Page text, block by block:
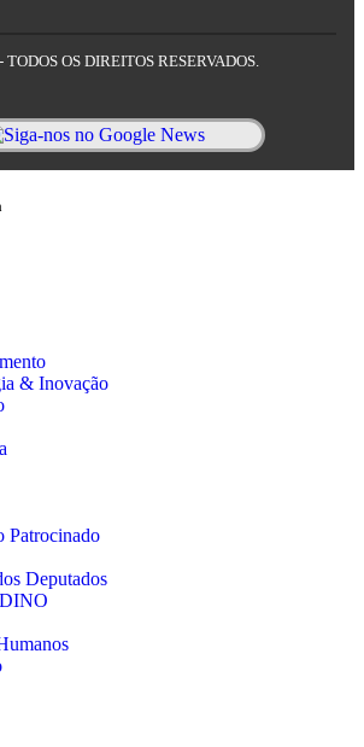
TODOS OS DIREITOS RESERVADOS.
& Inovação
Patrocinado
Deputados